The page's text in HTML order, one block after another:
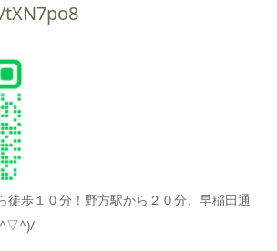
徒歩１０分！野方駅から２０分、早稲田通